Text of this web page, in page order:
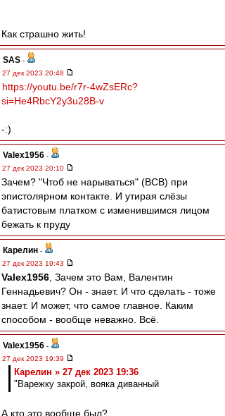
Как страшно жить!
SAS -
27 дек 2023 20:48
https://youtu.be/r7r-4wZsERc?
si=He4RbcY2y3u28B-v
-:)
Valex1956 -
27 дек 2023 20:10
Зачем? "Чтоб не нарываться" (ВСВ) при
эпистолярном контакте. И утирая слёзы
батистовым платком с изменившимся лицом
бежать к пруду
Карелин -
27 дек 2023 19:43
Valex1956 , Зачем это Вам, Валентин
Геннадьевич? Он - знает. И что сделать - тоже
знает. И может, что самое главное. Каким
способом - вообще неважно. Всё.
Valex1956 -
27 дек 2023 19:39
Карелин » 27 дек 2023 19:36
"Варежку закрой, вояка диванный
А кто это вообще был?